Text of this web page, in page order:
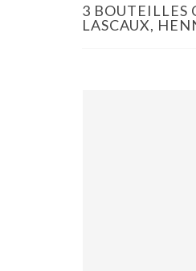
3 BOUTEILLES
LASCAUX,